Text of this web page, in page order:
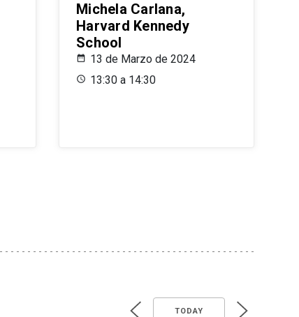
Michela Carlana,
Harvard Kennedy
School
13 de Marzo de 2024
13:30 a 14:30
TODAY